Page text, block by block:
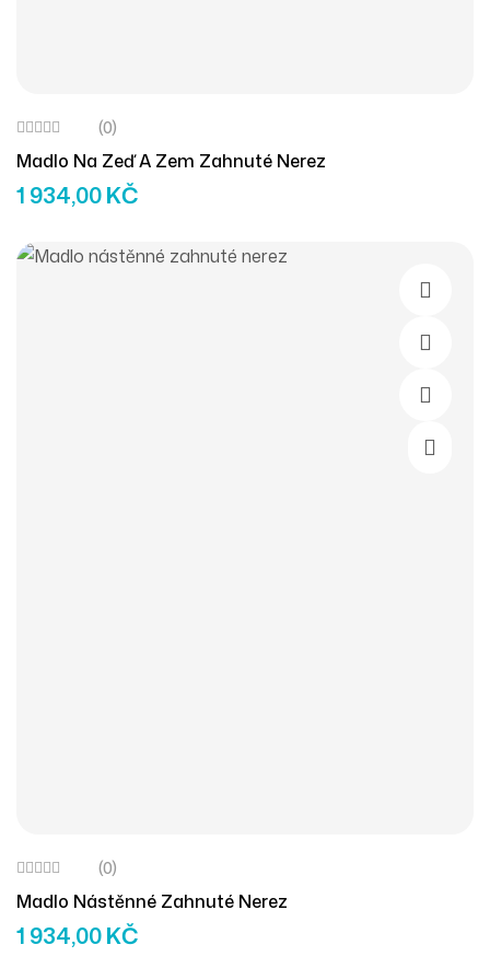
(0)
Madlo Na Zeď A Zem Zahnuté Nerez
1 934,00KČ
Přidat
(0)
Madlo Nástěnné Zahnuté Nerez
1 934,00KČ